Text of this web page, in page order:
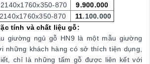
2140x1760x350-870
9.900.000
870 11.100.000
tính và chất liệu gỗ:
giường ngủ gỗ HN9 là một mẫu giường
i những khách hàng có sở thích tiện dụng,
chỉ là những tấm gỗ được liên kết với